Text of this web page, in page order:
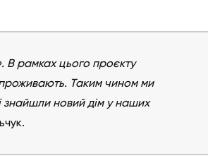
В рамках цього проєкту
Таким чином ми
знайшли новий дім у наших